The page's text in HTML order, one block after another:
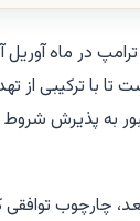
در ماه آوریل
تا با ترکیبی از
به پذیرش
چارچوب توافقی